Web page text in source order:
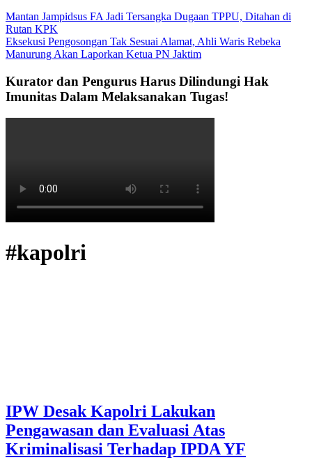
Mantan Jampidsus FA Jadi Tersangka Dugaan TPPU, Ditahan di
Rutan KPK
Eksekusi Pengosongan Tak Sesuai Alamat, Ahli Waris Rebeka
Manurung Akan Laporkan Ketua PN Jaktim
Kurator dan Pengurus Harus Dilindungi Hak
Imunitas Dalam Melaksanakan Tugas!
#kapolri
IPW Desak Kapolri Lakukan
Pengawasan dan Evaluasi Atas
Kriminalisasi Terhadap IPDA YF